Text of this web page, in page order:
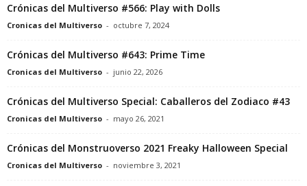
Crónicas del Multiverso #566: Play with Dolls
Cronicas del Multiverso - octubre 7, 2024
Crónicas del Multiverso #643: Prime Time
Cronicas del Multiverso - junio 22, 2026
Crónicas del Multiverso Special: Caballeros del Zodiaco #43
Cronicas del Multiverso - mayo 26, 2021
Crónicas del Monstruoverso 2021 Freaky Halloween Special
Cronicas del Multiverso - noviembre 3, 2021